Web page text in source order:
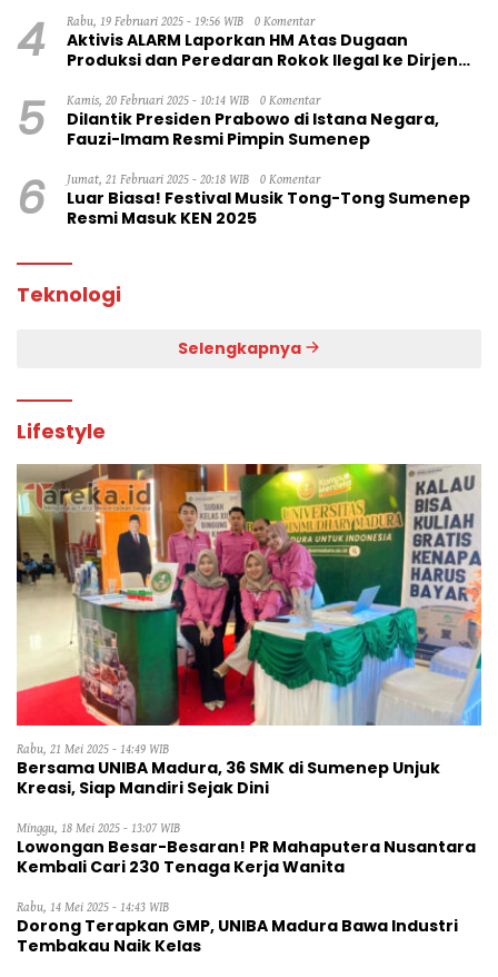
4 Rabu, 19 Februari 2025 - 19:56 WIB 0 Komentar
Aktivis ALARM Laporkan HM Atas Dugaan
Produksi dan Peredaran Rokok Ilegal ke Dirjen
5 Kamis, 20 Februari 2025 - 10:14 WIB 0 Komentar
Dilantik Presiden Prabowo di Istana Negara,
Fauzi-Imam Resmi Pimpin Sumenep
6 Jumat, 21 Februari 2025 - 20:18 WIB 0 Komentar
Luar Biasa! Festival Musik Tong-Tong Sumenep
Resmi Masuk KEN 2025
Teknologi
Selengkapnya
Lifestyle
Rabu, 21 Mei 2025 - 14:49 WIB
Bersama UNIBA Madura, 36 SMK di Sumenep Unjuk
Kreasi, Siap Mandiri Sejak Dini
Minggu, 18 Mei 2025 - 13:07 WIB
Lowongan Besar-Besaran! PR Mahaputera Nusantara
Kembali Cari 230 Tenaga Kerja Wanita
Rabu, 14 Mei 2025 - 14:43 WIB
Dorong Terapkan GMP, UNIBA Madura Bawa Industri
Tembakau Naik Kelas